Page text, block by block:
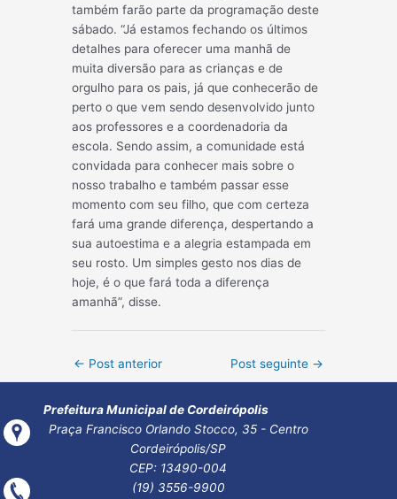
também farão parte da programação deste
sábado. “Já estamos fechando os últimos
detalhes para oferecer uma manhã de
muita diversão para as crianças e de
orgulho para os pais, já que conhecerão de
perto o que vem sendo desenvolvido junto
aos professores e a coordenadoria da
escola. Sendo assim, a comunidade está
convidada para conhecer mais sobre o
nosso trabalho e também passar esse
momento com seu filho, que com certeza
fará uma grande diferença, despertando a
sua autoestima e a alegria estampada em
seu rosto. Um simples gesto nos dias de
hoje, é o que fará toda a diferença
amanhã”, disse.
Post
← Post anterior Post seguinte →
Prefeitura Municipal de Cordeirópolis
Praça Francisco Orlando Stocco, 35 - Centro
Cordeirópolis/SP
CEP: 13490-004
(19) 3556-9900